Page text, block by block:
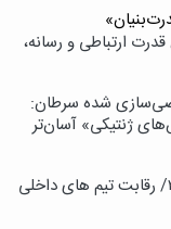
ارتباطی و رسانه،
شده سرطان:
ژنتیکی» آسان‌تر
پردیس در تدارک میزبانی المپیک فناوری ۲۰۲۶/ رقابت تیم های داخلی